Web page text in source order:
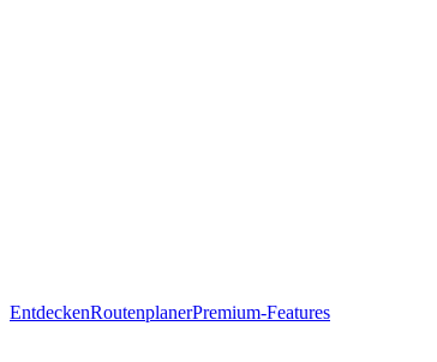
EntdeckenRoutenplanerPremium-Features